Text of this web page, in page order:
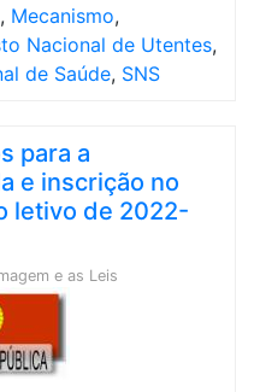
, Mecanismo,
Nacional de Utentes,
de Saúde, SNS
para a
e inscrição no
letivo de 2022-
e as Leis